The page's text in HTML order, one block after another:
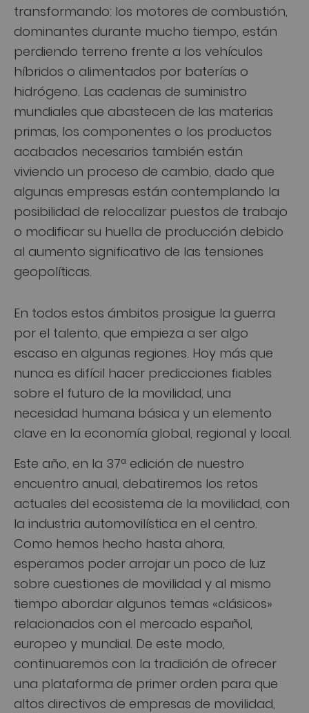
transformando: los motores de combustión,
dominantes durante mucho tiempo, están
perdiendo terreno frente a los vehículos
híbridos o alimentados por baterías o
hidrógeno. Las cadenas de suministro
mundiales que abastecen de las materias
primas, los componentes o los productos
acabados necesarios también están
viviendo un proceso de cambio, dado que
algunas empresas están contemplando la
posibilidad de relocalizar puestos de trabajo
o modificar su huella de producción debido
al aumento significativo de las tensiones
geopolíticas.
En todos estos ámbitos prosigue la guerra
por el talento, que empieza a ser algo
escaso en algunas regiones. Hoy más que
nunca es difícil hacer predicciones fiables
sobre el futuro de la movilidad, una
necesidad humana básica y un elemento
clave en la economía global, regional y local.
Este año, en la 37ª edición de nuestro
encuentro anual, debatiremos los retos
actuales del ecosistema de la movilidad, con
la industria automovilística en el centro.
Como hemos hecho hasta ahora,
esperamos poder arrojar un poco de luz
sobre cuestiones de movilidad y al mismo
tiempo abordar algunos temas «clásicos»
relacionados con el mercado español,
europeo y mundial. De este modo,
continuaremos con la tradición de ofrecer
una plataforma de primer orden para que
altos directivos de empresas de movilidad,